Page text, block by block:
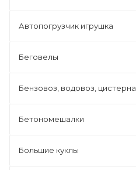
Автопогрузчик игрушка
Беговелы
Бензовоз, водовоз, цистерна
Бетономешалки
Большие куклы